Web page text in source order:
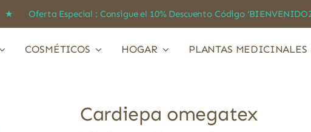
★ Oferta Especial : Consigue el 10% Descuento Código
COSMÉTICOS HOGAR PLANTAS MEDICINALES
Cardiepa omegatex